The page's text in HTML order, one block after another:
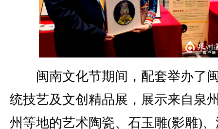
闽南文化节期间，配套举办了
统技艺及文创精品展，展示来自泉
州等地的艺术陶瓷、石玉雕(影雕)